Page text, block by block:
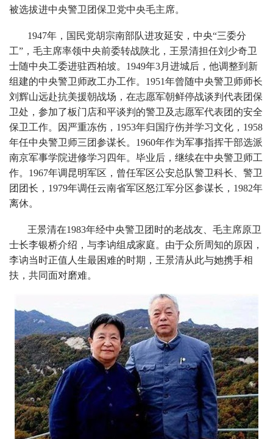
被选拔进中央警卫团保卫党中央毛主席。
1947年，国民党胡宗南部队进攻延安，中央“三委分
工”，毛主席率领中央前委转战陕北，王景清担任刘少奇卫
士随中央工委进驻西柏坡。1949年3月进城后，他调整到新
组建的中央警卫师政工办工作。1951年曾随中央警卫师师长
刘辉山远赴抗美援朝战场，在志愿军朝鲜停战谈判代表团保
卫处，参加了板门店和平谈判的警卫及志愿军代表团的安全
保卫工作。因严重冻伤，1953年归国疗伤并学习文化，1958
年任中央警卫师三团参谋长。1960年作为军事指挥干部选派
南京军事学院进修学习四年。毕业后，继续在中央警卫师工
作。1967年调昆明军区，曾任军区公安总队警卫科长、警卫
团团长，1979年调任云南省军区怒江军分区参谋长，1982年
离休。
王景清在1983年经中央警卫团时的老战友、毛主席原卫
士长李银桥介绍，与李讷组成家庭。由于众所周知的原因，
李讷当时正值人生最困难的时期，王景清从此与她携手相
扶，共同面对磨难。